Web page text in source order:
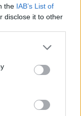
the IAB’s List of
disclose it to other
or more Google
You may click to
party tags to
in below Google
nem titkoló
vádolták
hogy
szovjetek
mígnem
és
le. Itthon
neve
Idát azért
volt.